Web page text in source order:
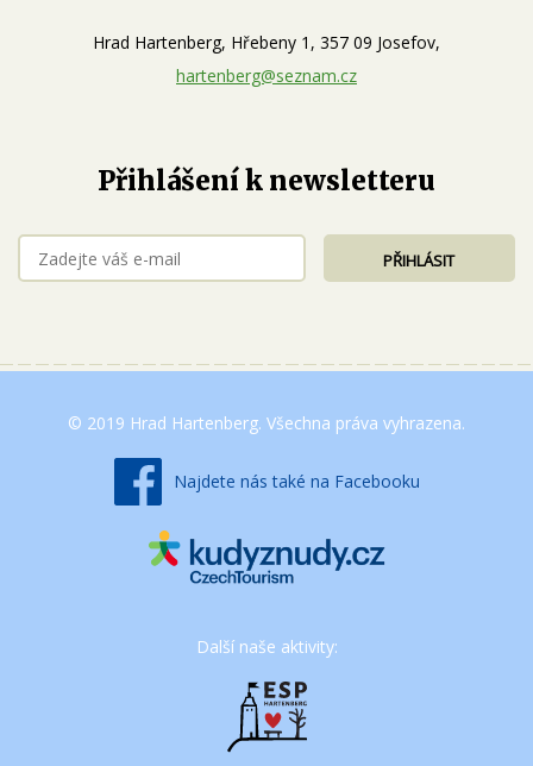
Hrad Hartenberg, Hřebeny 1, 357 09 Josefov,
hartenberg@seznam.cz
Přihlášení k newsletteru
© 2019 Hrad Hartenberg. Všechna práva vyhrazena.
Najdete nás také na Facebooku
Další naše aktivity: